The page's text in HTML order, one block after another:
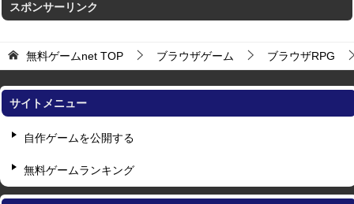
スポンサーリンク
無料ゲームnet TOP ブラウザゲーム ブラウザRPG
サイトメニュー
自作ゲームを公開する
無料ゲームランキング